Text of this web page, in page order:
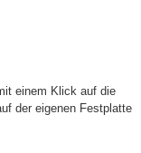
einem Klick auf die
der eigenen Festplatte